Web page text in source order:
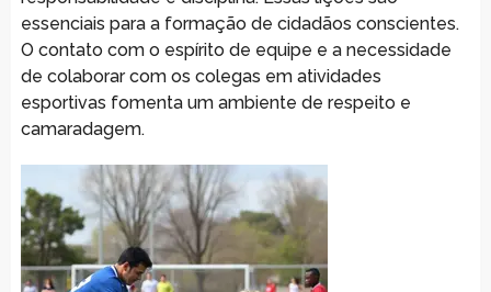
essenciais para a formação de cidadãos conscientes.
O contato com o espírito de equipe e a necessidade
de colaborar com os colegas em atividades
esportivas fomenta um ambiente de respeito e
camaradagem.